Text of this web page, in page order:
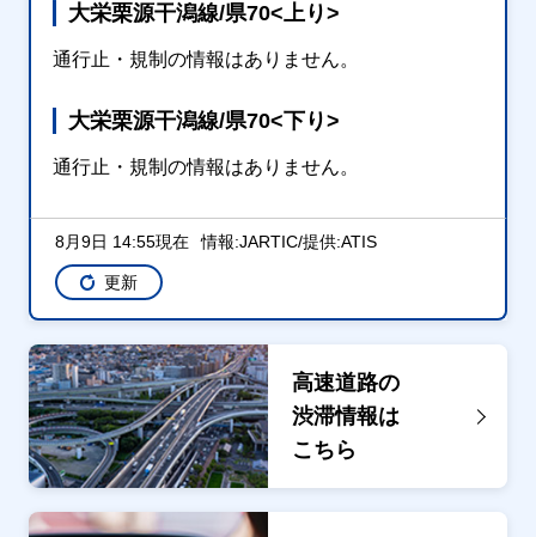
大栄栗源干潟線/県70<上り>
通行止・規制の情報はありません。
大栄栗源干潟線/県70<下り>
通行止・規制の情報はありません。
8月9日 14:55現在 情報:JARTIC/提供:ATIS
更新
高速道路の
渋滞情報は
こちら